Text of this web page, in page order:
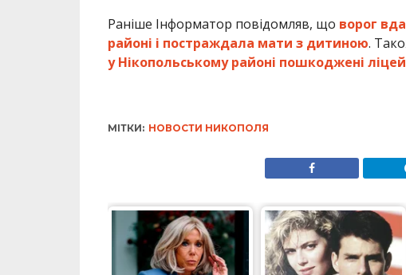
Раніше Інформатор повідомляв, що ворог
районі і постраждала мати з дитиною.
у Нікопольському районі пошкоджені
МІТКИ: НОВОСТИ НИКОПОЛЯ